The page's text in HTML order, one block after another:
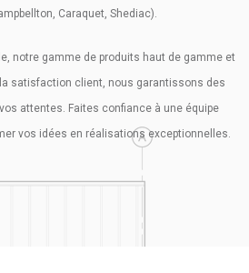
Caraquet, Shediac).
notre gamme de produits haut de gamme et
satisfaction client, nous garantissons des
attentes. Faites confiance à une équipe
vos idées en réalisations exceptionnelles.